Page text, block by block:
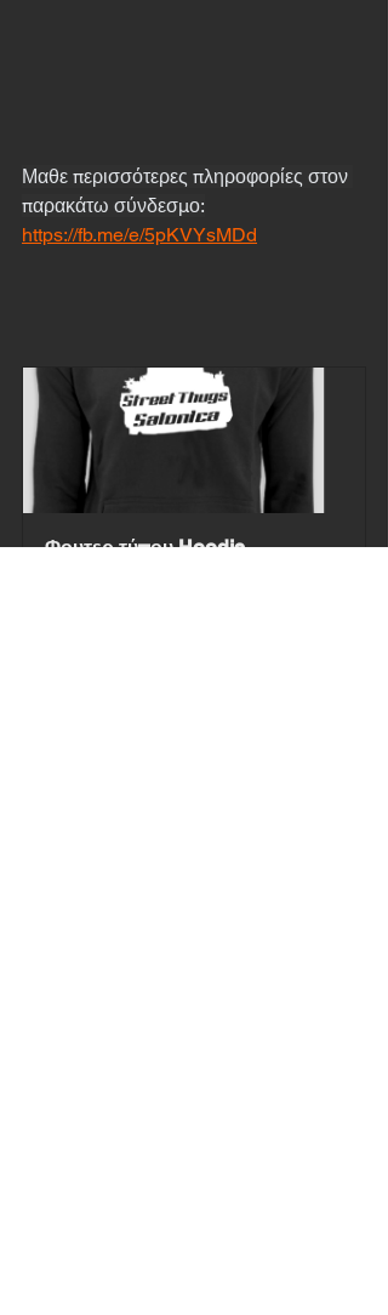
Μαθε περισσότερες πληροφορίες στον
παρακάτω σύνδεσμο:
https://fb.me/e/5pKVYsMDd
Φουτερ τύπου Hoodie